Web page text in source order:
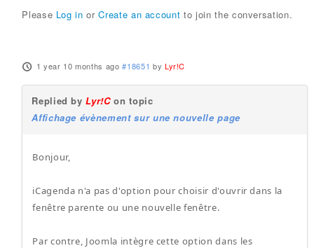
Please Log in orCreate an account to join the conversation.
1 year 10 months ago #18651 by Lyr!C
Replied byLyr!Con topic
Affichage évènement sur une nouvelle page
Bonjour,
iCagenda n'a pas d'option pour choisir d'ouvrir dans la
fenêtre parente ou une nouvelle fenêtre.
Par contre, Joomla intègre cette option dans les